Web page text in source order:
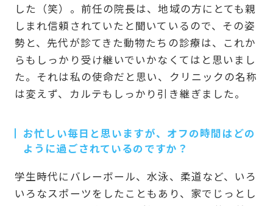
した（笑）。前任の院長は、地域の方にとても親
しまれ信頼されていたと聞いているので、その姿
勢と、先代が診てきた動物たちの診療は、これか
らもしっかり受け継いでいかなくてはと思いまし
た。それは私の使命だと思い、クリニックの名称
は変えず、カルテもしっかり引き継ぎました。
お忙しい毎日と思いますが、オフの時間はどの
ように過ごされているのですか？
学生時代にバレーボール、水泳、柔道など、いろ
いろなスポーツをしたこともあり、家でじっとし